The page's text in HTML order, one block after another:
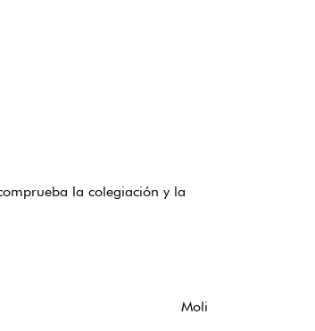
la colegiación y la
Moli